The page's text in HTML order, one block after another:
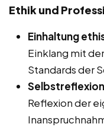
Ethik und
Einhaltung
Einklang mit
Standards der
Reflexion der